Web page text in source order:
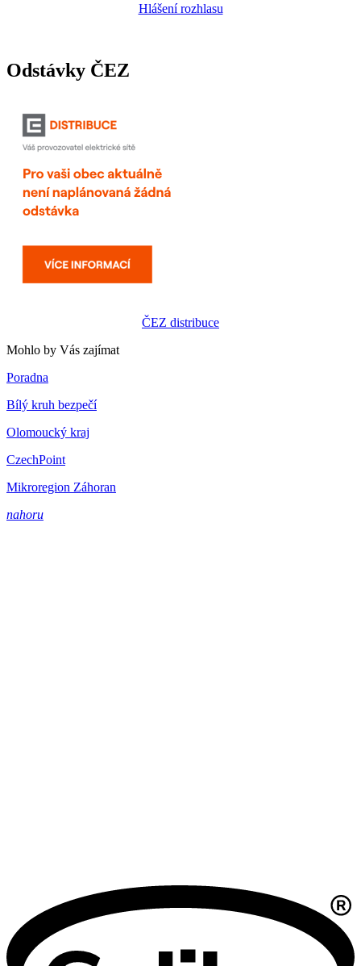
Hlášení rozhlasu
Odstávky ČEZ
ČEZ distribuce
Mohlo by Vás zajímat
Poradna
Bílý kruh bezpečí
Olomoucký kraj
CzechPoint
Mikroregion Záhoran
nahoru